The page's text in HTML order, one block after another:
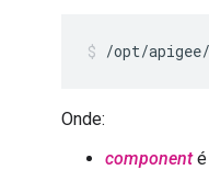
/opt/
Onde:
componenté